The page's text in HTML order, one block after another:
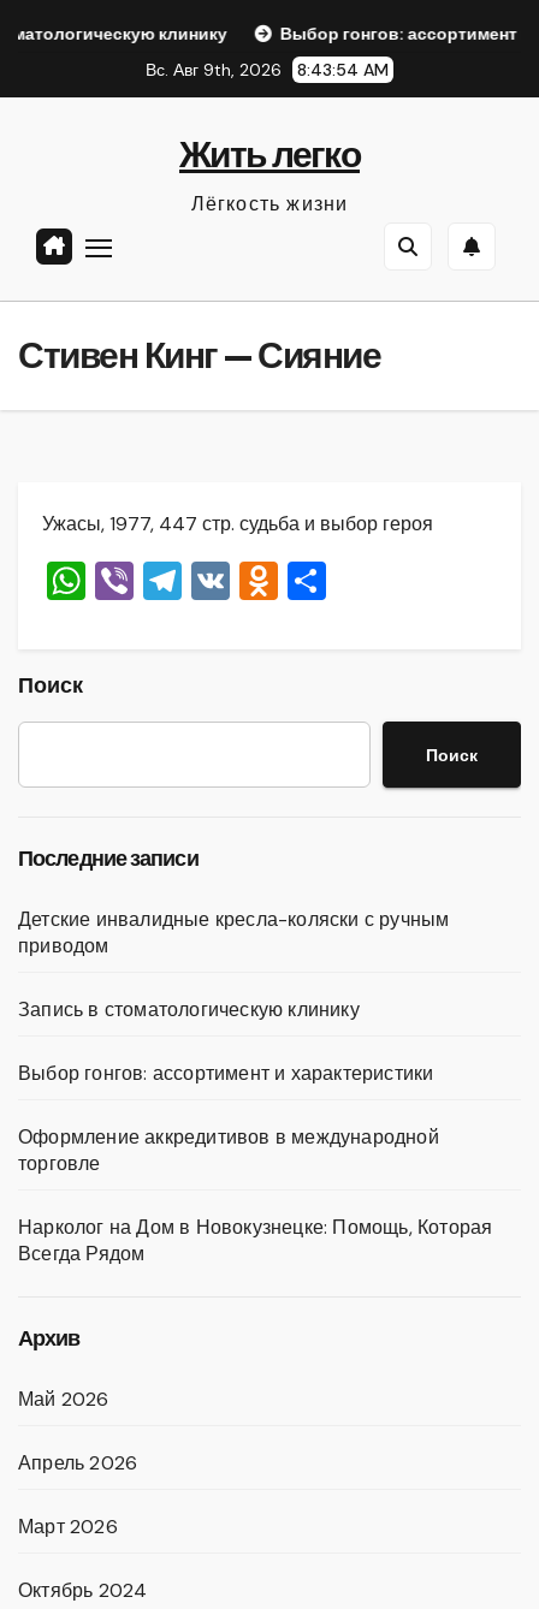
клинику
Выбор гонгов: ассортимент и
Вс. Авг 9th, 2026
8:43:56 AM
Жить легко
Лёгкость жизни
Стивен Кинг — Сияние
Ужасы, 1977, 447 стр. судьба и выбор героя
W
A
p
Vi T
a
m
V O
kl
a
в
и
Поиск
Поиск
Последние записи
Детские инвалидные кресла-коляски с ручным
приводом
Запись в стоматологическую клинику
Выбор гонгов: ассортимент и характеристики
Оформление аккредитивов в международной
торговле
Нарколог на Дом в Новокузнецке: Помощь, Которая
Всегда Рядом
Архив
Май 2026
Апрель 2026
Март 2026
Октябрь 2024